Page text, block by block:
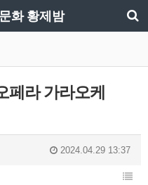
화 황제밤
페라 가라오케
2024.04.29 13:37